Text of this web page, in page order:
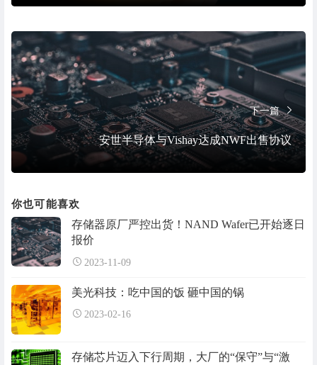
下一篇
安世半导体与Vishay达成NWF出售协议
你也可能喜欢
存储器原厂严控出货！NAND Wafer已开始逐日
报价
2023-11-09
美光科技：吃中国的饭 砸中国的锅
2023-02-16
存储芯片迈入下行周期，大厂的“保守”与“激